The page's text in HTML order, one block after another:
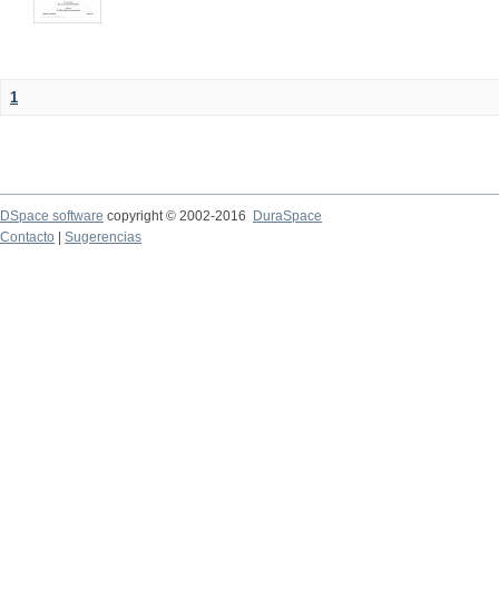
1
DSpace software copyright © 2002-2016
DuraSpace
Contacto
Sugerencias